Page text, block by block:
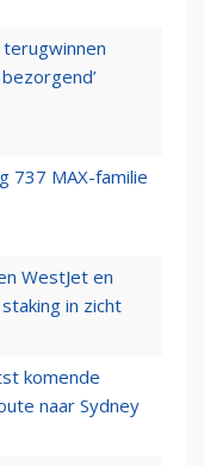
737 MAX-familie
WestJet en
in zicht
komende
naar Sydney